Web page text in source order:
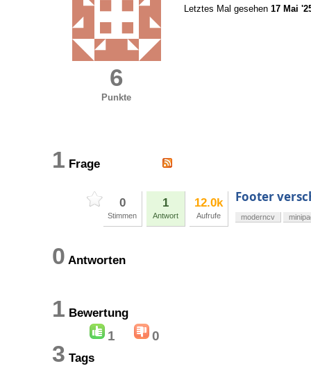
6
Punkte
Letztes Mal gesehen 17 Mai
1 Frage
0
Stimmen
1
Antwort
12.0k
Aufrufe
Footer
moderncv
0 Antworten
1 Bewertung
1 0
3 Tags